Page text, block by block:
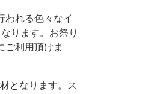
われる色々なイ
ります。お祭り
ご利用頂けま
となります。ス